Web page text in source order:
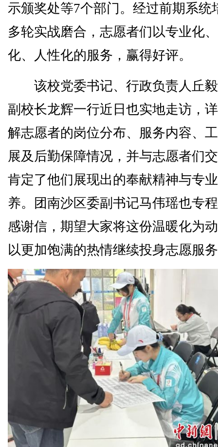
示颁奖处等7个部门。经过前期系统
多轮实战磨合，志愿者们以专业化
化、人性化的服务，赢得好评。
该校党委书记、行政负责人丘
副校长龙辉一行近日也实地走访，
解志愿者的岗位分布、服务内容、
展及后勤保障情况，并与志愿者们
肯定了他们展现出的奉献精神与专
养。团南沙区委副书记马伟瑶也专
感谢信，期望大家将这份温暖化为
以更加饱满的热情继续投身志愿服